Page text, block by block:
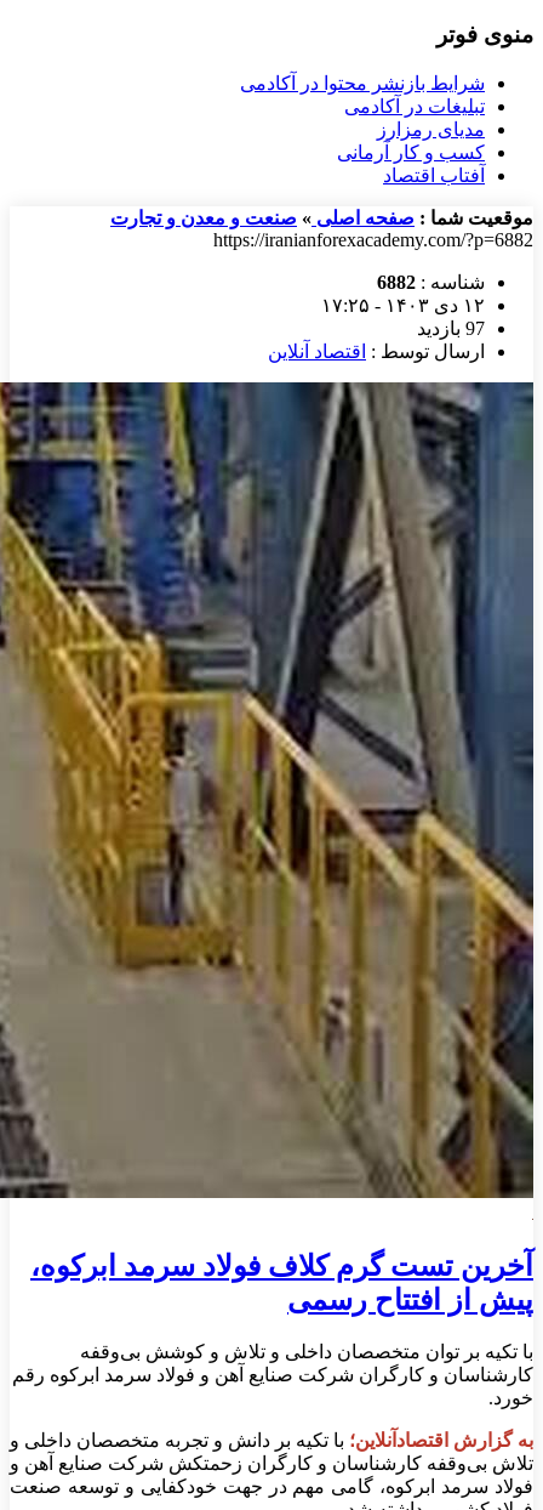
منوی فوتر
شرایط بازنشر محتوا در آکادمی
تبلیغات در آکادمی
مدیای رمزارز
کسب و کار آرمانی
آفتاب اقتصاد
موقعیت شما : صفحه اصلی » صنعت و معدن و تجارت
https://iranianforexacademy.com/?p=6882
شناسه : 6882
۱۲ دی ۱۴۰۳ - ۱۷:۲۵
97 بازدید
ارسال توسط : اقتصاد آنلاین
آخرین تست گرم کلاف فولاد سرمد ابرکوه،
پیش از افتتاح رسمی
با تکیه بر توان متخصصان داخلی و تلاش و کوشش بی‌وقفه
کارشناسان و کارگران شرکت صنایع آهن و فولاد سرمد ابرکوه رقم
خورد.
به گزارش اقتصادآنلاین؛ با تکیه بر دانش و تجربه متخصصان داخلی و
تلاش بی‌وقفه کارشناسان و کارگران زحمتکش شرکت صنایع آهن و
فولاد سرمد ابرکوه، گامی مهم در جهت خودکفایی و توسعه صنعت